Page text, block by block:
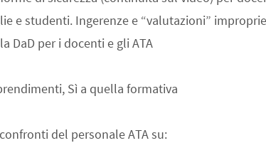
e studenti. Ingerenze e “valutazioni”
DaD per i docenti e gli ATA
Sì a quella formativa
del personale ATA su: